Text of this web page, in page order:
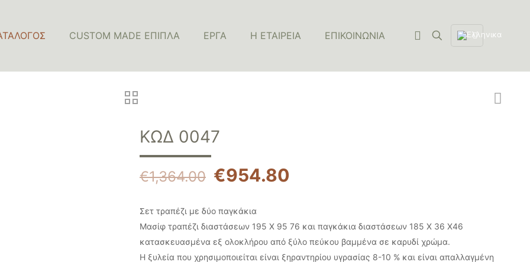
CUSTOM MADE ΕΠΙΠΛΑ ΈΡΓΑ Η ΕΤΑΙΡΕΙΑ ΕΠΙΚΟΙΝΩΝΙΑ
ΚΩΔ 0047
€1,364.00 €954.80
Σετ τραπέζι με δύο παγκάκια
Μασίφ τραπέζι διαστάσεων 195 Χ 95 76 και παγκάκια διαστάσεων 185 Χ 36 Χ46
κατασκευασμένα εξ ολοκλήρου από ξύλο πεύκου βαμμένα σε καρυδί χρώμα.
Η ξυλεία που χρησιμοποιείται είναι ξηραντηρίου υγρασίας 8-10 % και είναι απαλλαγμένη